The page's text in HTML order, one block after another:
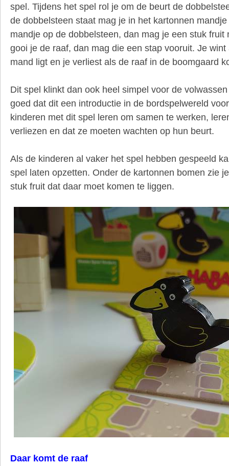
spel. Tijdens het spel rol je om de beurt de
de dobbelsteen staat mag je in het kartonnen
mandje op de dobbelsteen, dan mag je een stuk fruit
gooi je de raaf, dan mag die een stap vooruit. Je
mand ligt en je verliest als de raaf in de boomgaard
Dit spel klinkt dan ook heel simpel voor de
goed dat dit een introductie in de bordspelwereld
kinderen met dit spel leren om samen te werken,
verliezen en dat ze moeten wachten op hun beurt.
Als de kinderen al vaker het spel hebben gespeeld
spel laten opzetten. Onder de kartonnen bomen zie
stuk fruit dat daar moet komen te liggen.
Daar komt de raaf